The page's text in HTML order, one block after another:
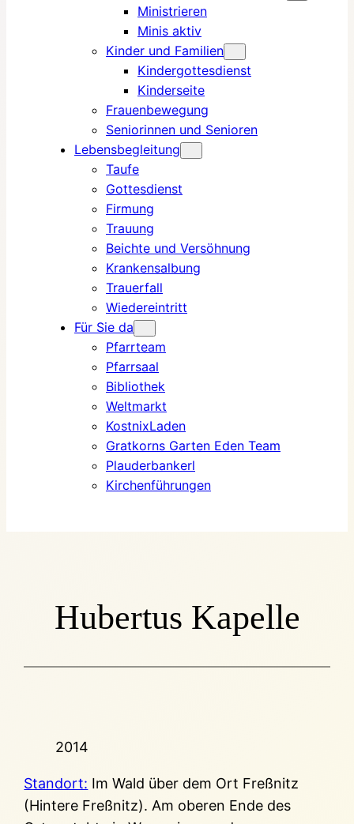
Ministrieren
Minis aktiv
Kinder und Familien
Kindergottesdienst
Kinderseite
Frauenbewegung
Seniorinnen und Senioren
Lebensbegleitung
Taufe
Gottesdienst
Firmung
Trauung
Beichte und Versöhnung
Krankensalbung
Trauerfall
Wiedereintritt
Für Sie da
Pfarrteam
Pfarrsaal
Bibliothek
Weltmarkt
KostnixLaden
Gratkorns Garten Eden Team
Plauderbankerl
Kirchenführungen
Hubertus Kapelle
2014
Standort: Im Wald über dem Ort Freßnitz
(Hintere Freßnitz). Am oberen Ende des